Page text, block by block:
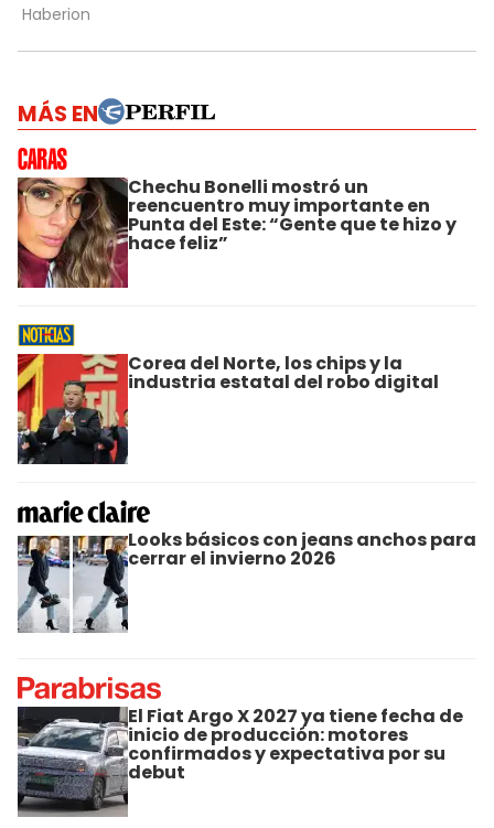
MÁS EN
Chechu Bonelli mostró un
reencuentro muy importante en
Punta del Este: “Gente que te hizo y
hace feliz”
Corea del Norte, los chips y la
industria estatal del robo digital
Looks básicos con jeans anchos para
cerrar el invierno 2026
El Fiat Argo X 2027 ya tiene fecha de
inicio de producción: motores
confirmados y expectativa por su
debut